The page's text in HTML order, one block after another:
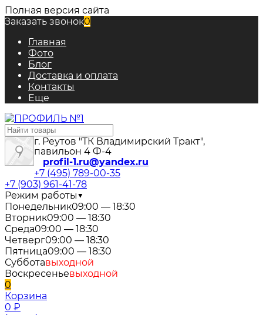
Полная версия сайта
Заказать звонок0
Главная
Фото
Блог
Доставка и оплата
Контакты
Еще
г. Реутов "ТК Владимирский Тракт",
павильон 4 Ф-4
profil-1.ru@yandex.ru
+7 (495) 789-00-35
+7 (903) 961-41-78
Режим работы▼
Понедельник09:00 — 18:30
Вторник09:00 — 18:30
Среда09:00 — 18:30
Четверг09:00 — 18:30
Пятница09:00 — 18:30
Субботавыходной
Воскресеньевыходной
0
Корзина
0 ₽